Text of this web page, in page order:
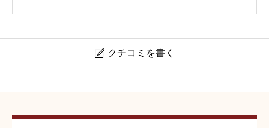
 クチコミを書く